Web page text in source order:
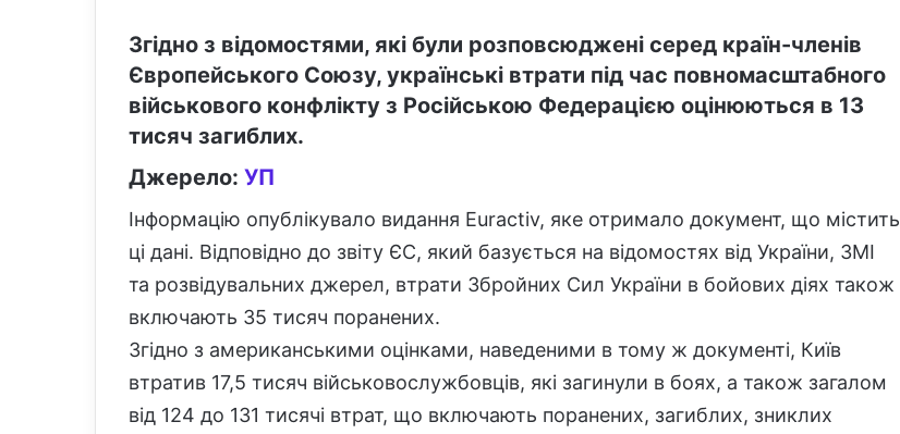
Згідно з відомостями, які були розповсюджені серед країн-членів
Європейського Союзу, українські втрати під час повномасштабного
військового конфлікту з Російською Федерацією оцінюються в 13
тисяч загиблих.
Джерело: УП
Інформацію опублікувало видання Euractiv, яке отримало документ, що містить
ці дані. Відповідно до звіту ЄС, який базується на відомостях від України, ЗМІ
та розвідувальних джерел, втрати Збройних Сил України в бойових діях також
включають 35 тисяч поранених.
Згідно з американськими оцінками, наведеними в тому ж документі, Київ
втратив 17,5 тисяч військовослужбовців, які загинули в боях, а також загалом
від 124 до 131 тисячі втрат, що включають поранених, загиблих, зниклих